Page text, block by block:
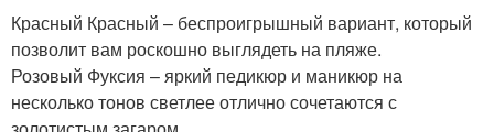
Красный Красный – беспроигрышный вариант, который
позволит вам роскошно выглядеть на пляже.
Розовый Фуксия – яркий педикюр и маникюр на
несколько тонов светлее отлично сочетаются с